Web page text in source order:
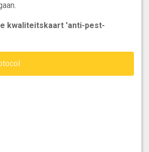
kwaliteitskaart 'anti-pest-